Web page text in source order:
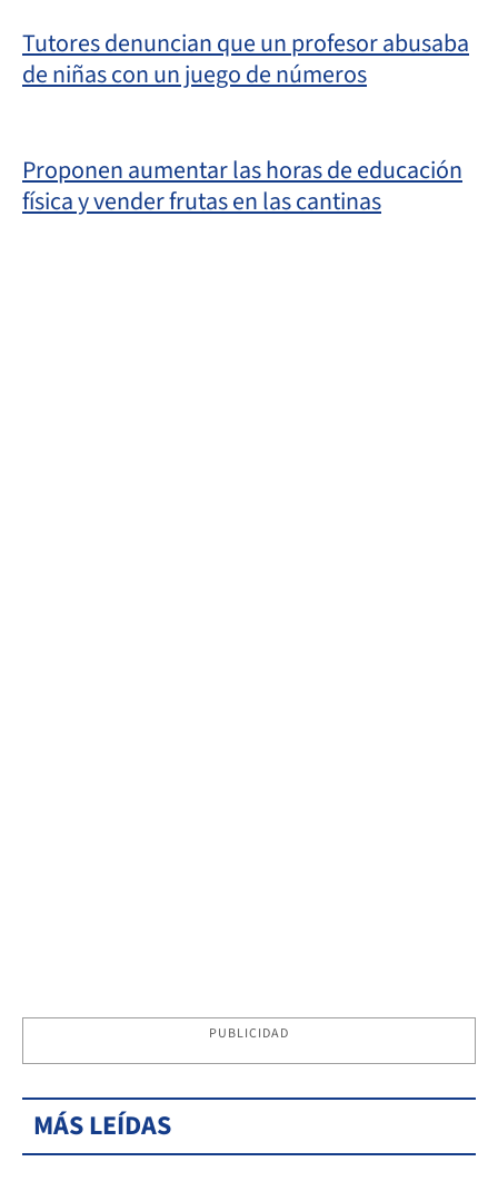
Tutores denuncian que un profesor abusaba
de niñas con un juego de números
Proponen aumentar las horas de educación
física y vender frutas en las cantinas
PUBLICIDAD
MÁS LEÍDAS